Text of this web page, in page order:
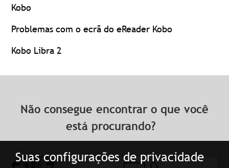
Suas configurações de privacidade
Kobo
Problemas com o ecrã do eReader Kobo
Kobo Libra 2
Não consegue encontrar o que você
está procurando?